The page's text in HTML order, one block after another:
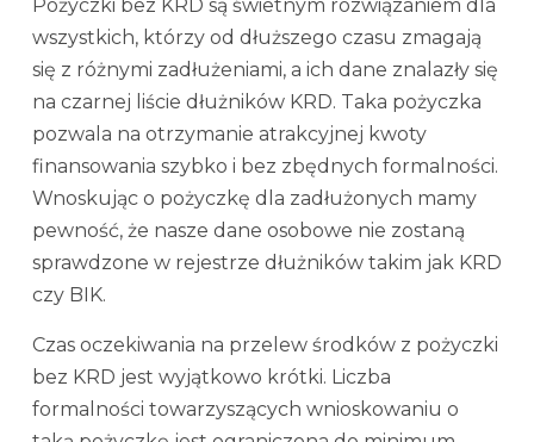
Pożyczki bez KRD są świetnym rozwiązaniem dla
wszystkich, którzy od dłuższego czasu zmagają
się z różnymi zadłużeniami, a ich dane znalazły się
na czarnej liście dłużników KRD. Taka pożyczka
pozwala na otrzymanie atrakcyjnej kwoty
finansowania szybko i bez zbędnych formalności.
Wnoskując o pożyczkę dla zadłużonych mamy
pewność, że nasze dane osobowe nie zostaną
sprawdzone w rejestrze dłużników takim jak KRD
czy BIK.
Czas oczekiwania na przelew środków z pożyczki
bez KRD jest wyjątkowo krótki. Liczba
formalności towarzyszących wnioskowaniu o